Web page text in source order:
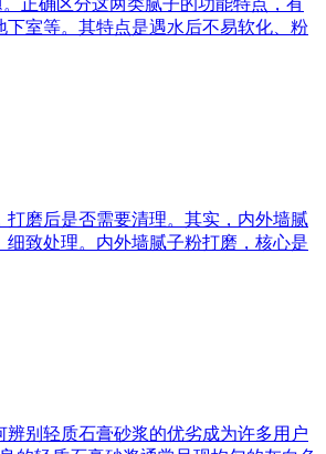
正确区分这两类腻子的功能特点，有
室等。其特点是遇水后不易软化、粉
磨后是否需要清理。其实，内外墙腻
致处理。内外墙腻子粉打磨，核心是
别轻质石膏砂浆的优劣成为许多用户